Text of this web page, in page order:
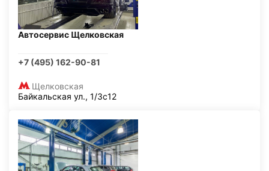
Автосервис Щелковская
+7 (495) 162-90-81
Щелковская
Байкальская ул., 1/3с12